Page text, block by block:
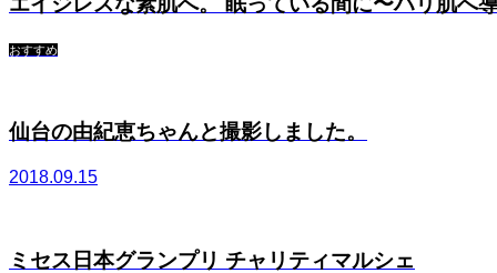
おすすめ
仙台の由紀恵ちゃんと撮影しました。
2018.09.15
ミセス日本グランプリ チャリティマルシェ